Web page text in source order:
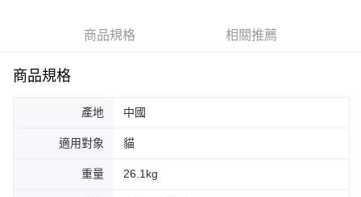
易，需依本服務之必要範圍內提供個人資料，並將交易相關給付款項請求債
權轉讓予恩沛科技股份有限公司。
https://aftee.tw/terms/#terms3
「AFTEE先享後付」，若未經同意申辦者引起之損失，本公司不負相關責
４．使用「AFTEE先享後付」時，將依據個別帳號之用戶狀況，依本公司即
時審查核予不同之上限額度；若仍有額度不足之情形，本公司將視審查結果
商品規格 相關推薦
商品規格
產地 中國
適用對象 貓
重量 26.1kg